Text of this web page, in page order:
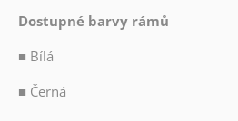
Dostupné barvy rámů
■ Bílá
■ Černá